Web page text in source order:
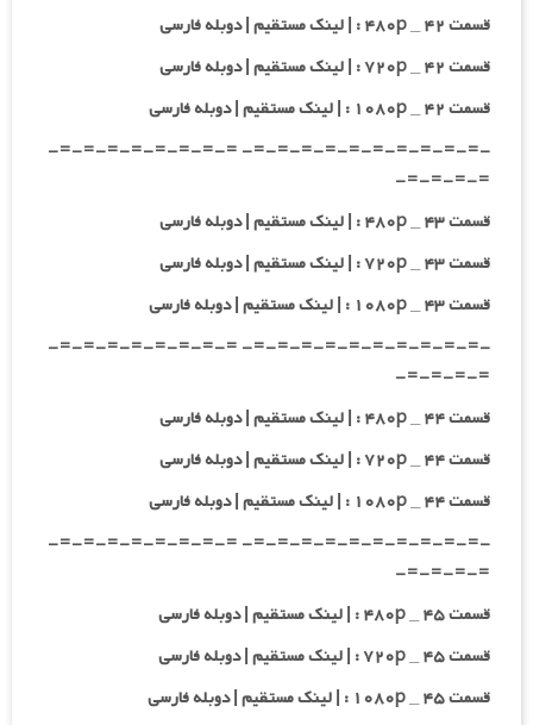
قسمت ۴۲ _ ۴۸۰p : | لینک مستقیم | دوبله فارسی
قسمت ۴۲ _ ۷۲۰p : | لینک مستقیم | دوبله فارسی
قسمت ۴۲ _ ۱۰۸۰p : | لینک مستقیم | دوبله فارسی
-=-=-=-=-=-=-=-=-=-=- =-=-=-=-=-=-=-=-
=-=-=-=-
قسمت ۴۳ _ ۴۸۰p : | لینک مستقیم | دوبله فارسی
قسمت ۴۳ _ ۷۲۰p : | لینک مستقیم | دوبله فارسی
قسمت ۴۳ _ ۱۰۸۰p : | لینک مستقیم | دوبله فارسی
-=-=-=-=-=-=-=-=-=-=- =-=-=-=-=-=-=-=-
=-=-=-=-
قسمت ۴۴ _ ۴۸۰p : | لینک مستقیم | دوبله فارسی
قسمت ۴۴ _ ۷۲۰p : | لینک مستقیم | دوبله فارسی
قسمت ۴۴ _ ۱۰۸۰p : | لینک مستقیم | دوبله فارسی
-=-=-=-=-=-=-=-=-=-=- =-=-=-=-=-=-=-=-
=-=-=-=-
قسمت ۴۵ _ ۴۸۰p : | لینک مستقیم | دوبله فارسی
قسمت ۴۵ _ ۷۲۰p : | لینک مستقیم | دوبله فارسی
قسمت ۴۵ _ ۱۰۸۰p : | لینک مستقیم | دوبله فارسی